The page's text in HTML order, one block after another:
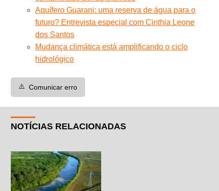
Aquífero Guarani: uma reserva de água para o
futuro? Entrevista especial com Cinthia Leone
dos Santos
Mudança climática está amplificando o ciclo
hidrológico
⚠️ Comunicar erro
NOTÍCIAS RELACIONADAS